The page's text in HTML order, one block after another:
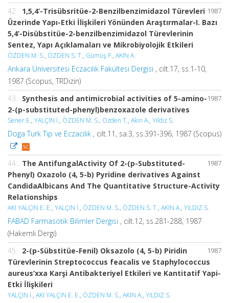
1987
42. 1,5,4’-Trisübsritüe-2-Benzilbenzimidazol Türevleri
Üzerinde Yapı-Etki İlişkileri Yönünden Araştırmalar-I. Bazı
5,4’-Disübstitüe-2-benzilbenzimidazol Türevlerinin
Sentez, Yapı Açıklamaları ve Mikrobiyolojik Etkileri
ÖZDEN M. S., ÖZDEN S. T., Gümüş F., AKIN A.
Ankara Üniversitesi Eczacılık Fakültesi Dergisi , cilt.17, ss.1-10,
1987 (Scopus, TRDizin)
1987
43. Synthesis and antimicrobial activities of 5-amino-
2-(p-substituted-phenyl)benzoxazole derivatives
Sener E., YALÇIN İ., ÖZDEN M. S., Ozden T., Akin A., Yildiz S.
Doga Turk Tip ve Eczacilik , cilt.11, sa.3, ss.391-396, 1987 (Scopus)
1987
44. The AntifungalActivity Of 2-(p-Substituted-
Phenyl) Oxazolo (4, 5-b) Pyridine derivatives Against
CandidaAlbicans And The Quantitative Structure-Activity
Relationships
AKI YALÇIN E. E., YALÇIN İ., ÖZDEN M. S., ÖZDEN S. T., AKIN A., YILDIZ S.
FABAD Farmasötik Bilimler Dergisi , cilt.12, ss.281-288, 1987
(Hakemli Dergi)
1987
45. 2-(p-Sübstitüe-Fenil) Oksazolo (4, 5-b) Piridin
Türevlerinin Streptococcus feacalis ve Staphylococcus
aureus’xxa Karşi Antibakteriyel Etkileri ve Kantitatif Yapi-
Etki İlişkileri
YALÇIN İ., AKI YALÇIN E. E., ÖZDEN M. S., AKIN A., YILDIZ S.